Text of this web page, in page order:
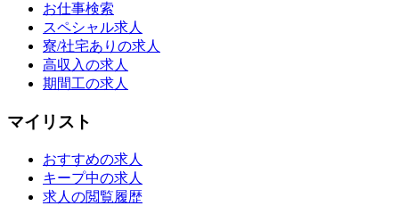
お仕事検索
スペシャル求人
寮/社宅ありの求人
高収入の求人
期間工の求人
マイリスト
おすすめの求人
キープ中の求人
求人の閲覧履歴